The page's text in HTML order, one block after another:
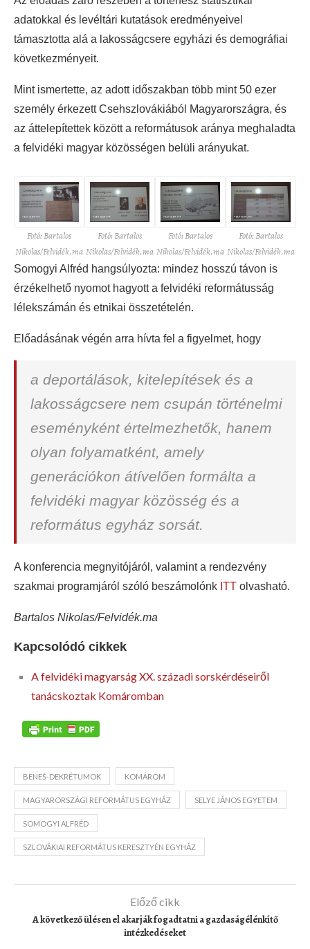
adatokkal és levéltári kutatások eredményeivel
támasztotta alá a lakosságcsere egyházi és demográfiai
következményeit.
Mint ismertette, az adott időszakban több mint 50 ezer
személy érkezett Csehszlovákiából Magyarországra, és
az áttelepítettek között a reformátusok aránya meghaladta
a felvidéki magyar közösségen belüli arányukat.
Fotó: Bartalos
Nikolas/Felvidék.ma
Fotó: Bartalos
Nikolas/Felvidék.ma
Fotó: Bartalos
Nikolas/Felvidék.ma
Fotó: Bartalos
Nikolas/Felvidék.ma
Somogyi Alfréd hangsúlyozta: mindez hosszú távon is
érzékelhető nyomot hagyott a felvidéki reformátusság
lélekszámán és etnikai összetételén.
Előadásának végén arra hívta fel a figyelmet, hogy
a deportálások, kitelepítések és a
lakosságcsere nem csupán történelmi
eseményként értelmezhetők, hanem
olyan folyamatként, amely
generációkon átívelően formálta a
felvidéki magyar közösség és a
református egyház sorsát.
A konferencia megnyitójáról, valamint a rendezvény
szakmai programjáról szóló beszámolónk ITT olvasható.
Bartalos Nikolas/Felvidék.ma
Kapcsolódó cikkek
A felvidéki magyarság XX. századi sorskérdéseiről
tanácskoztak Komáromban
BENEŠ-DEKRÉTUMOK KOMÁROM
MAGYARORSZÁGI REFORMÁTUS EGYHÁZ SELYE JÁNOS EGYETEM
SOMOGYI ALFRÉD
SZLOVÁKIAI REFORMÁTUS KERESZTYÉN EGYHÁZ
Előző cikk
A következő ülésen el akarják fogadtatni a gazdaságélénkítő
intézkedéseket